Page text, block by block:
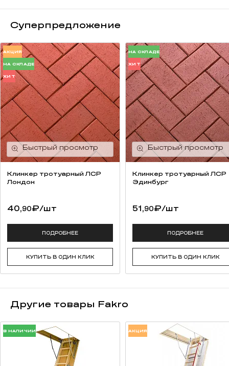
Суперпредложение
АКЦИЯ
НА СКЛАДЕ
ХИТ
Клинкер тротуарный ЛСР
Лондон
40,90₽/шт
ПОДРОБНЕЕ
КУПИТЬ В ОДИН КЛИК
НА СКЛАДЕ
ХИТ
Клинкер тротуарный ЛСР
Эдинбург
51,90₽/шт
ПОДРОБНЕЕ
КУПИТЬ В ОДИН КЛИК
Другие товары Fakro
В НАЛИЧИИ АКЦИЯ